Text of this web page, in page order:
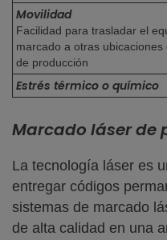
Movilidad
Facilidad para trasladar el
marcado a otras ubicaciones
de producción
Estrés térmico o químico
Marcado láser de
La tecnología láser es
entregar códigos
sistemas de marcado
de alta calidad en una